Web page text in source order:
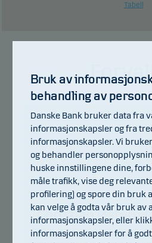
Tabell
Christian
Tittel:Chief Portfolio
Bruk av
behandling av
Danske Bank bruker data fra
informasjonskapsler og fra
informasjonskapsler. Vi
og behandler
huske innstillingene dine,
måle trafikk, vise deg
profilering) og spore din bruk
kan velge å godta vår bruk av
informasjonskapsler, eller
informasjonskapsler for å